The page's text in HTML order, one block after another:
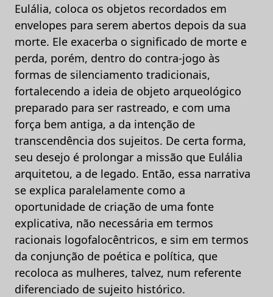
Eulália, coloca os objetos recordados em
envelopes para serem abertos depois da sua
morte. Ele exacerba o significado de morte e
perda, porém, dentro do contra-jogo às
formas de silenciamento tradicionais,
fortalecendo a ideia de objeto arqueológico
preparado para ser rastreado, e com uma
força bem antiga, a da intenção de
transcendência dos sujeitos. De certa forma,
seu desejo é prolongar a missão que Eulália
arquitetou, a de legado. Então, essa narrativa
se explica paralelamente como a
oportunidade de criação de uma fonte
explicativa, não necessária em termos
racionais logofalocêntricos, e sim em termos
da conjunção de poética e política, que
recoloca as mulheres, talvez, num referente
diferenciado de sujeito histórico.